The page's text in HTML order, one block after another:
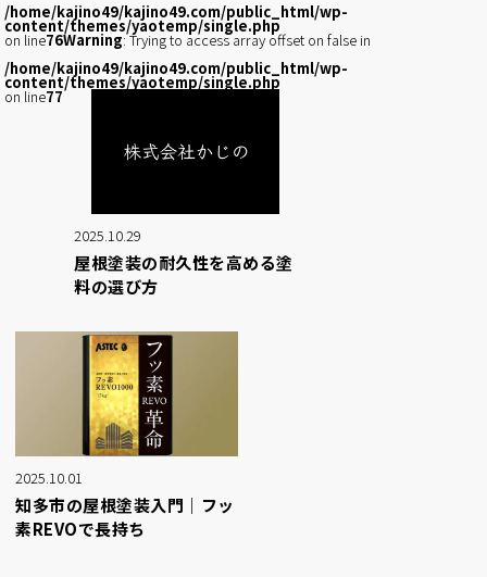
/home/kajino49/kajino49.com/public_html/wp-
content/themes/yaotemp/single.php
on line76Warning: Trying to access array offset on false in
/home/kajino49/kajino49.com/public_html/wp-
content/themes/yaotemp/single.php
on line77
2025.10.29
屋根塗装の耐久性を高める塗
料の選び方
2025.10.01
知多市の屋根塗装入門｜フッ
素REVOで長持ち